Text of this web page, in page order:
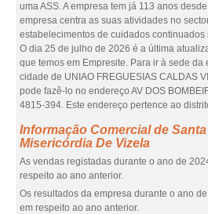
uma ASS. A empresa tem já 113 anos
empresa centra as suas atividades no
estabelecimentos de cuidados
O dia 25 de julho de 2026 é a última
que temos em Empresite. Para ir à sede
cidade de UNIAO FREGUESIAS CALDAS
pode fazê-lo no endereço AV DOS
4815-394. Este endereço pertence ao
Informação Comercial de
Misericórdia De Vizela
As vendas registadas durante o ano de
respeito ao ano anterior.
Os resultados da empresa durante o ano
em respeito ao ano anterior.